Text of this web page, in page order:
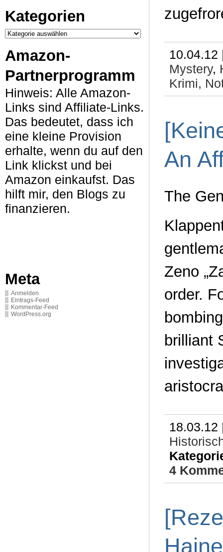
Kategorien
Kategorien
Amazon-
Partnerprogramm
Hinweis: Alle Amazon-
Links sind Affiliate-Links.
Das bedeutet, dass ich
eine kleine Provision
erhalte, wenn du auf den
Link klickst und bei
Amazon einkaufst. Das
hilft mir, den Blogs zu
finanzieren.
Meta
Anmelden
Eintrags-Feed
Kommentar-Feed
WordPress.org
Mystery,
Krimi,
An
The
Zeno
order.
brilliant
4